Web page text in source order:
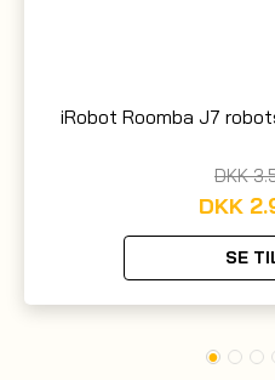
iRobot Roomba J7
DKK
DKK
SE